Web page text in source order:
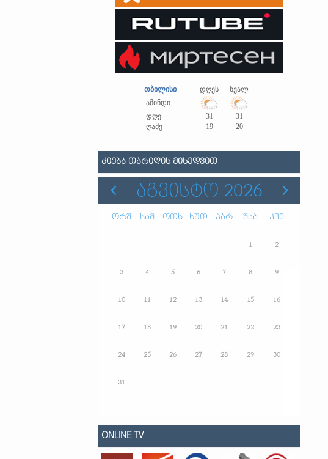
თბილისი დღეს
ხვალ
ამინდი
დღე
31
31
ღამე
19 20
ᲫᲘᲔᲑᲐ ᲗᲐᲠᲘᲦᲘᲡ ᲛᲘᲮᲔᲓᲕᲘᲗ
ᲐᲒᲕᲘᲡᲢᲝ 2026
ორშ სამ ოთხ ხუთ პარ შაბ კვი
1 2
3 4 5 6 7 8 9
10 11 12 13 14 15 16
17 18 19 20 21 22 23
24 25 26 27 28 29 30
31
ONLINE TV